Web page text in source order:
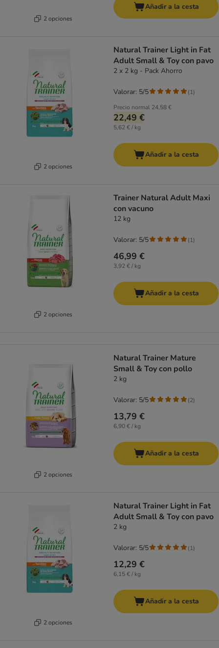
2 opciones
Añadir a la cesta
2 opciones
Natural Trainer Light in Fat
Adult Small & Toy con pavo
2 x 2 kg - Pack Ahorro
Precio normal 24,58 €
22,49 €
5,62 € / kg
Valorar: 5/5 (1)
Añadir a la cesta
2 opciones
Trainer Natural Adult Maxi
con vacuno
12 kg
46,99 €
3,92 € / kg
Valorar: 5/5 (1)
Añadir a la cesta
2 opciones
Natural Trainer Mature
Small & Toy con pollo
2 kg
13,79 €
6,90 € / kg
Valorar: 5/5 (2)
Añadir a la cesta
2 opciones
Natural Trainer Light in Fat
Adult Small & Toy con pavo
2 kg
12,29 €
6,15 € / kg
Valorar: 5/5 (1)
Añadir a la cesta